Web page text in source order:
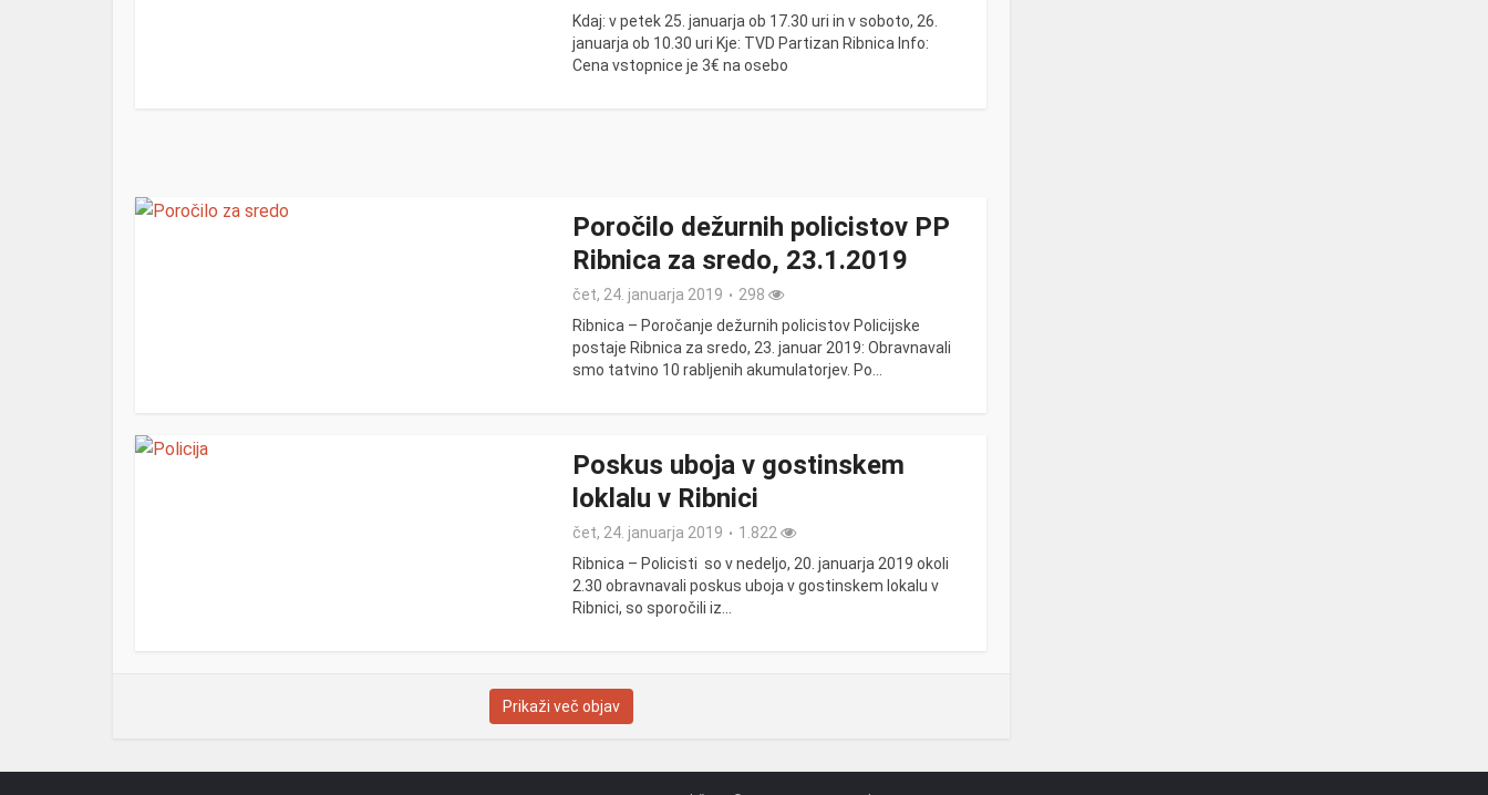
Kdaj: v petek 25. januarja ob 17.30 uri in v soboto, 26.
januarja ob 10.30 uri Kje: TVD Partizan Ribnica Info:
Cena vstopnice je 3€ na osebo
Poročilo dežurnih policistov PP
Ribnica za sredo, 23.1.2019
čet, 24. januarja 2019
298
Ribnica – Poročanje dežurnih policistov Policijske
postaje Ribnica za sredo, 23. januar 2019: Obravnavali
smo tatvino 10 rabljenih akumulatorjev. Po...
Poskus uboja v gostinskem
loklalu v Ribnici
čet, 24. januarja 2019
1.822
Ribnica – Policisti so v nedeljo, 20. januarja 2019 okoli
2.30 obravnavali poskus uboja v gostinskem lokalu v
Ribnici, so sporočili iz...
Prikaži več objav